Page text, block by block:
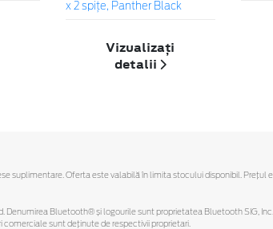
x 2 spiţe, Panther Black
Vizualizați
detalii
suplimentare. Oferta este valabilă în limita stocului disponibil. Preţul
Bluetooth® și logourile sunt proprietatea Bluetooth SIG,
sunt deținute de respectivii proprietari.